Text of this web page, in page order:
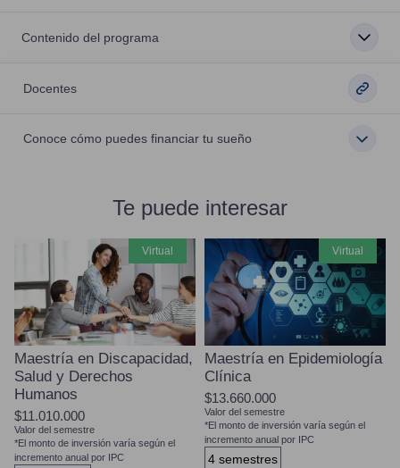
Contenido del programa
Docentes
Conoce cómo puedes financiar tu sueño
Te puede interesar
virtual
Maestría en Discapacidad,
Salud y Derechos
Humanos
$11.010.000
Valor del semestre
*El monto de inversión varía según el
incremento anual por IPC
virtual
Maestría en Epidemiología
Clínica
$13.660.000
Valor del semestre
*El monto de inversión varía según el
incremento anual por IPC
4 semestres